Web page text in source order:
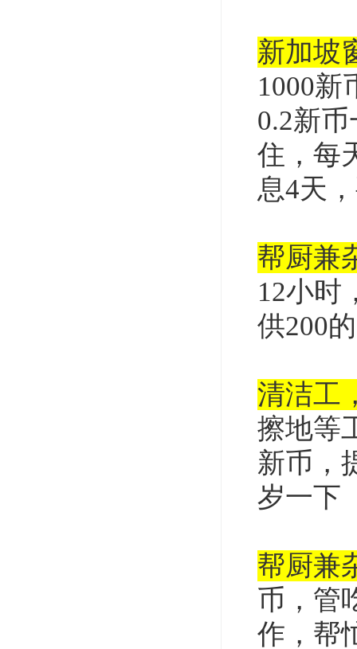
新加坡
1000新
0.2新
住，每
息4天
帮厨兼
12小时
供200
清洁工
擦地等
新币，
岁一下
帮厨兼
币，管
作，帮